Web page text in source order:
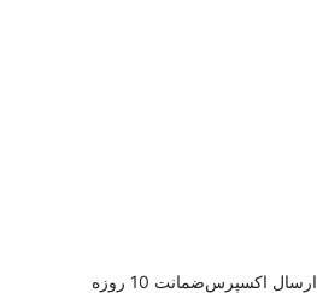
ارسال اکسپرسضمانت 10 روزه